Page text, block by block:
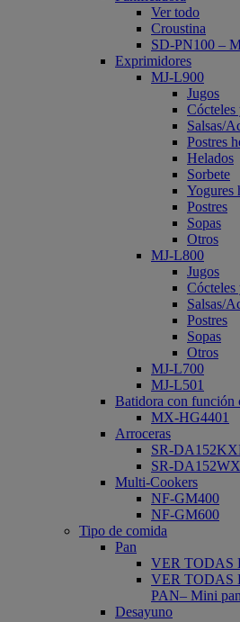
Ver todo
Croustina
SD-PN100 –
Exprimidores
MJ-L900
Jugos
Cócteles
Salsas/
Postres
Helados
Sorbete
Yogures
Postres
Sopas
Otros
MJ-L800
Jugos
Cócteles
Salsas/
Postres
Sopas
Otros
MJ-L700
MJ-L501
Batidora con función
MX-HG4401
Arroceras
SR-
SR-
Multi-Cookers
NF-GM400
NF-GM600
Tipo de comida
Pan
VER TODAS
VER TODAS
PAN– Mini
Desayuno